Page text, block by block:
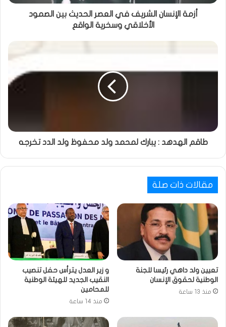
أزمة الإنسان الشريف في العصر الحديث بين الصمود
الأخلاقي وسخرية الواقع
طاقم الهدهد : يبارك لمحمد ولد محفوظ ولد الدد تخرجه
مقالات ذات صلة
تعيين ولد داهي رئيسا للجنة
الوطنية لحقوق الإنسان
منذ 13 ساعة
و زير العدل يترأس حفل تنصيب
النقيب الجديد للهيئة الوطنية
للمحامين
منذ 14 ساعة